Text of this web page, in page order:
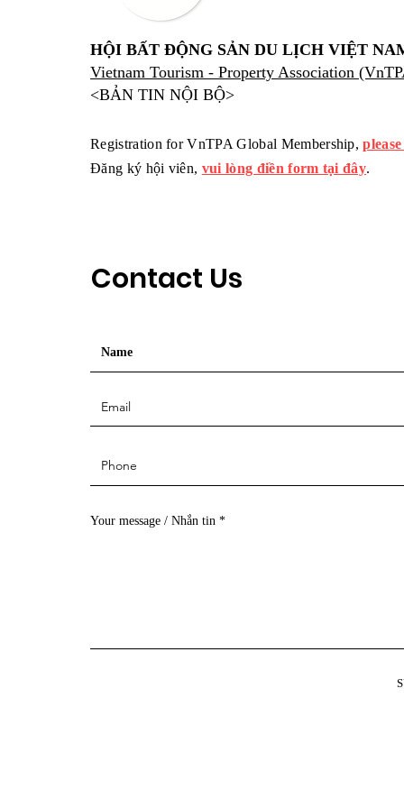
HỘI BẤT ĐỘNG SẢN DU LỊCH VIỆT
Vietnam Tourism - Property Association
<BẢN TIN NỘI BỘ>
Registration for VnTPA Global Membership,
Đăng ký hội viên, vui lòng điền form tại đây.
Contact Us
Your message / Nhắn tin